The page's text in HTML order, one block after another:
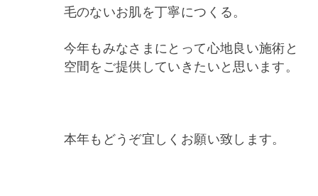
毛のないお肌を丁寧につくる。
今年もみなさまにとって心地良い施術と
空間をご提供していきたいと思います。
本年もどうぞ宜しくお願い致します。